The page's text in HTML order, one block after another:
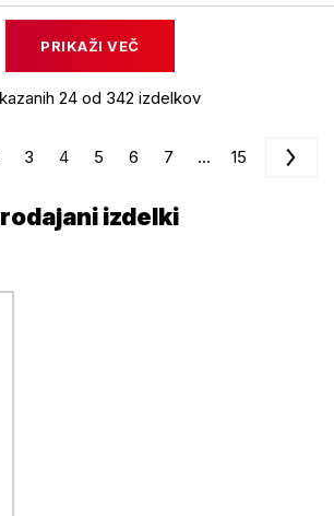
PRIKAŽI VEČ
24 od 342 izdelkov
3 4 5 6 7 ... 15
izdelki